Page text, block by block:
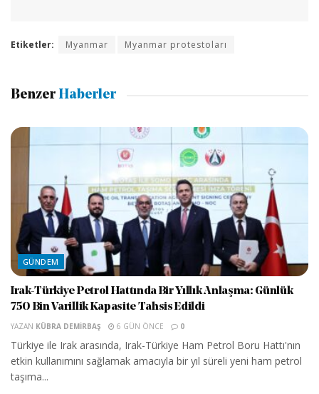
Etiketler: Myanmar Myanmar protestoları
Benzer Haberler
GÜNDEM
Irak-Türkiye Petrol Hattında Bir Yıllık Anlaşma: Günlük
750 Bin Varillik Kapasite Tahsis Edildi
YAZAN KÜBRA DEMIRBAŞ 6 GÜN ÖNCE 0
Türkiye ile Irak arasında, Irak-Türkiye Ham Petrol Boru Hattı'nın
etkin kullanımını sağlamak amacıyla bir yıl süreli yeni ham petrol
taşıma...